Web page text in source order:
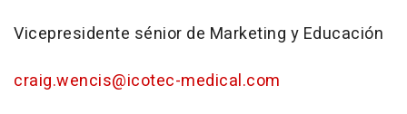
Vicepresidente sénior de Marketing y Educación
craig.wencis@icotec-medical.com